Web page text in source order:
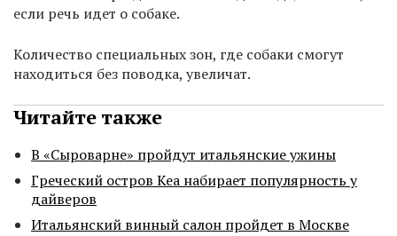
если речь идет о собаке.
Количество специальных зон, где собаки смогут
находиться без поводка, увеличат.
Читайте также
В «Сыроварне» пройдут итальянские ужины
Греческий остров Кеа набирает популярность у
дайверов
Итальянский винный салон пройдет в Москве